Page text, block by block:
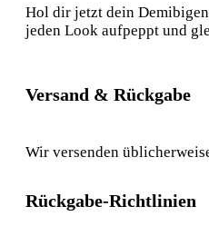
Hol dir jetzt dein
jeden Look aufpeppt und
Versand & Rückgabe
Wir versenden
Rückgabe-Richtlinien